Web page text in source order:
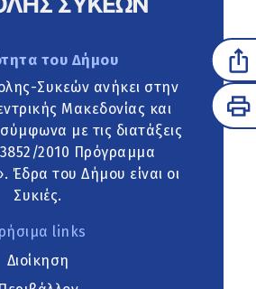
του Δήμου
Συκεών ανήκει στην
Μακεδονίας και
με τις διατάξεις
2010 Πρόγραμμα
Έδρα του Δήμου είναι οι
Συκιές.
links
Διοίκηση